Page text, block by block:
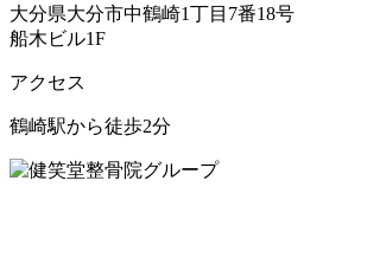
大分県大分市中鶴崎1丁目7番18号
船木ビル1F
アクセス
鶴崎駅から徒歩2分